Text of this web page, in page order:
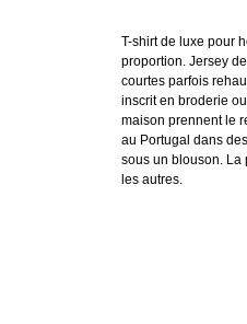
T-shirt de luxe pour
proportion. Jersey
courtes parfois
inscrit en broderie
maison prennent le
au Portugal dans
sous un blouson. La
les autres.